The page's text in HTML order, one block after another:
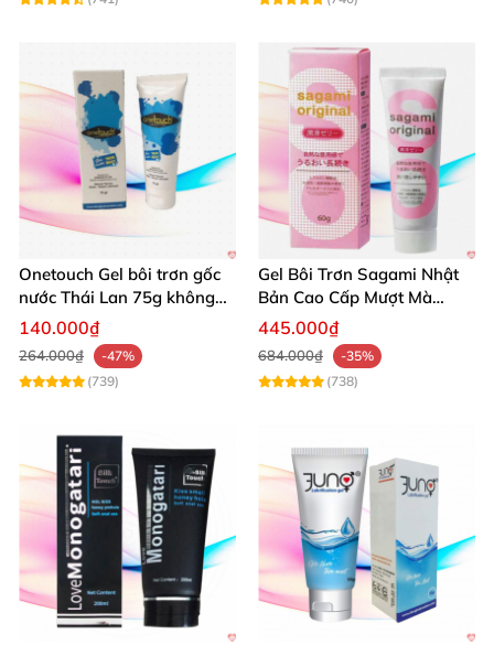
Onetouch Gel bôi trơn gốc
nước Thái Lan 75g không
chứa chất diệt tinh trùng
140.000₫
264.000₫
-47%
(739)
Gel Bôi Trơn Sagami Nhật
Bản Cao Cấp Mượt Mà
Tăng Khoái Cảm
445.000₫
684.000₫
-35%
(738)